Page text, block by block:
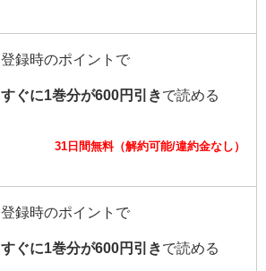
登録時のポイントで
すぐに1巻分が600円引きで読める
31日間無料（解約可能/違約金なし）
登録時のポイントで
すぐに1巻分が600円引きで読める